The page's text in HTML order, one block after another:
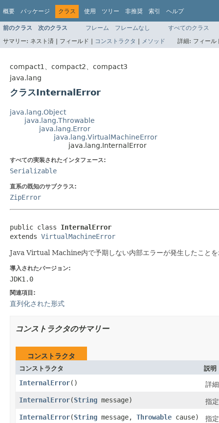
概要 パッケージ クラス 使用 ツリー 非推奨 索引 ヘルプ
前のクラス 次のクラス フレーム フレームなし
すべてのクラス
サマリー: ネスト済 | フィールド | コンストラクタ | メソッド 詳細: フィー
compact1、compact2、compact3
java.lang
クラスInternalError
java.lang.Object
java.lang.Throwable
java.lang.Error
java.lang.VirtualMachineError
java.lang.InternalError
すべての実装されたインタフェース:
Serializable
直系の既知のサブクラス:
ZipError
public class InternalError
extends VirtualMachineError
Java Virtual Machine内で予期しない内部エラーが発生したことを
導入されたバージョン:
JDK1.0
関連項目:
直列化された形式
コンストラクタのサマリー
コンストラクタ
コンストラクタ 説明
InternalError()
詳
InternalError(String message)
指
InternalError(String message, Throwable cause)
指